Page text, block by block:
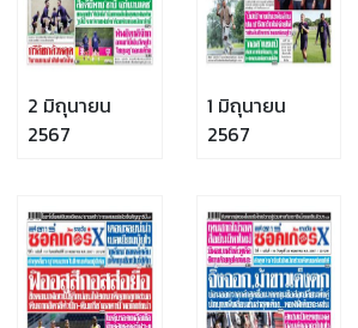
2 มิถุนายน
2567
1 มิถุนายน
2567